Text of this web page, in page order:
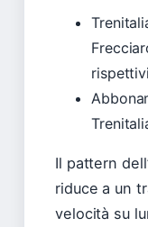
Il pattern
riduce a un
velocità su